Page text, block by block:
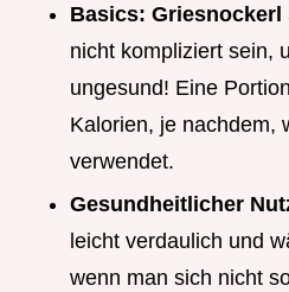
Basics: Griesnockerl
nicht kompliziert sein,
ungesund! Eine
Kalorien, je nachdem,
verwendet.
Gesundheitlicher
leicht verdaulich und
wenn man sich nicht